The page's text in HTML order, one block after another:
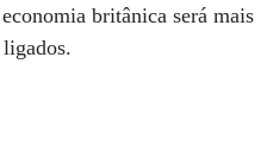
britânica será mais